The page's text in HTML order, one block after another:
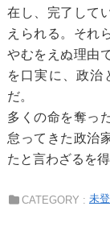
在し、完了して
えられる。それ
やむをえぬ理由
を口実に、政治
だ。
多くの命を奪っ
怠ってきた政治
たと言わざるを
CATEGORY : 未